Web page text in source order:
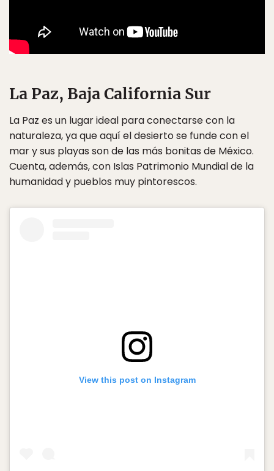
La Paz, Baja California Sur
La Paz es un lugar ideal para conectarse con la
naturaleza, ya que aquí el desierto se funde con el
mar y sus playas son de las más bonitas de México.
Cuenta, además, con Islas Patrimonio Mundial de la
humanidad y pueblos muy pintorescos.
View this post on Instagram